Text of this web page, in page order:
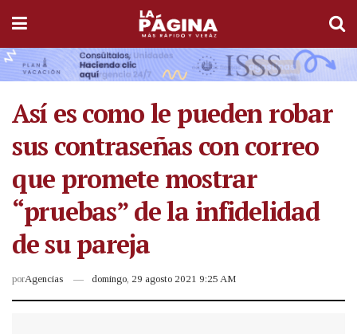
Así es como le pueden robar
sus contraseñas con correo
que promete mostrar
“pruebas” de la infidelidad
de su pareja
porAgencias domingo, 29 agosto 2021 9:25 AM